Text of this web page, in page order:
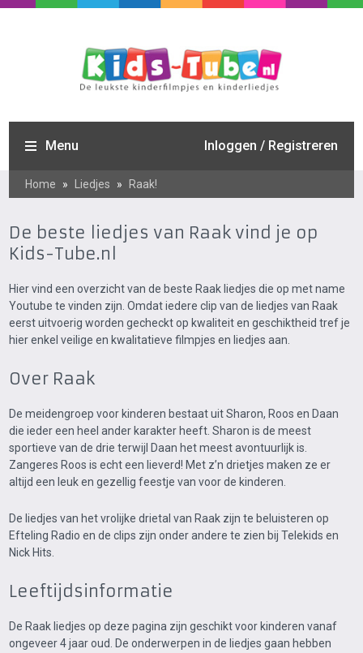
Menu Inloggen / Registreren
Home » Liedjes » Raak!
De beste liedjes van Raak vind je op
Kids-Tube.nl
Hier vind een overzicht van de beste Raak liedjes die op met name
Youtube te vinden zijn. Omdat iedere clip van de liedjes van Raak
eerst uitvoerig worden gecheckt op kwaliteit en geschiktheid tref je
hier enkel veilige en kwalitatieve filmpjes en liedjes aan.
Over Raak
De meidengroep voor kinderen bestaat uit Sharon, Roos en Daan
die ieder een heel ander karakter heeft. Sharon is de meest
sportieve van de drie terwijl Daan het meest avontuurlijk is.
Zangeres Roos is echt een lieverd! Met z’n drietjes maken ze er
altijd een leuk en gezellig feestje van voor de kinderen.
De liedjes van het vrolijke drietal van Raak zijn te beluisteren op
Efteling Radio en de clips zijn onder andere te zien bij Telekids en
Nick Hits.
Leeftijdsinformatie
De Raak liedjes op deze pagina zijn geschikt voor kinderen vanaf
ongeveer 4 jaar oud. De onderwerpen in de liedjes gaan hebben